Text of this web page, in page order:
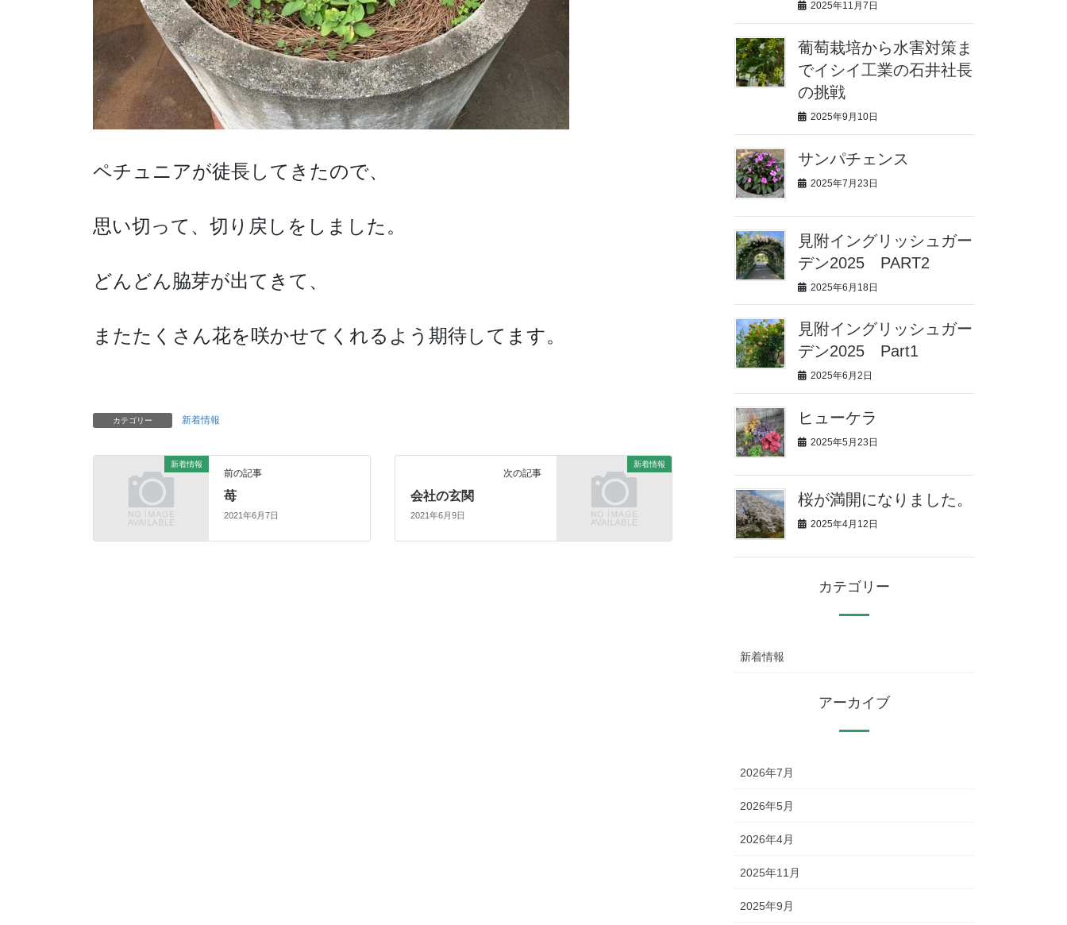
ペチュニアが徒長してきたので、
思い切って、切り戻しをしました。
どんどん脇芽が出てきて、
またたくさん花を咲かせてくれるよう期待してます。
カテゴリー 新着情報
新着情報
前の記事
苺
2021年6月7日
新着情報
次の記事
会社の玄関
2021年6月9日
2025年11月7日
葡萄栽培から水害対策ま
でイシイ工業の石井社長
の挑戦
2025年9月10日
サンパチェンス
2025年7月23日
見附イングリッシュガー
デン2025 PART2
2025年6月18日
見附イングリッシュガー
デン2025 Part1
2025年6月2日
ヒューケラ
2025年5月23日
桜が満開になりました。
2025年4月12日
カテゴリー
新着情報
アーカイブ
2026年7月
2026年5月
2026年4月
2025年11月
2025年9月